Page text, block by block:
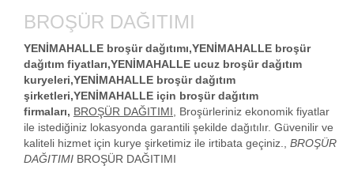
BROŞÜR DAĞITIMI
YENİMAHALLE broşür dağıtımı,YENİMAHALLE broşür
dağıtım fiyatları,YENİMAHALLE ucuz broşür dağıtım
kuryeleri,YENİMAHALLE broşür dağıtım
şirketleri,YENİMAHALLE için broşür dağıtım
firmaları, BROŞÜR DAĞITIMI, Broşürleriniz ekonomik fiyatlar
ile istediğiniz lokasyonda garantili şekilde dağıtılır. Güvenilir ve
kaliteli hizmet için kurye şirketimiz ile irtibata geçiniz., BROŞÜR
DAĞITIMI BROŞÜR DAĞITIMI